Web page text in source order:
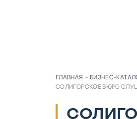
ГЛАВНАЯ - БИЗНЕС-
СОЛИГОРСКОЕ БЮРО